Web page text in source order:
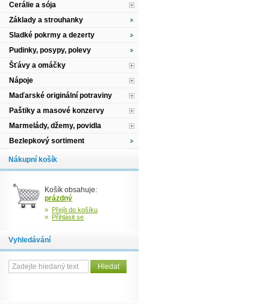
Cerálie a sója
Základy a strouhanky
Sladké pokrmy a dezerty
Pudinky, posypy, polevy
Šťávy a omáčky
Nápoje
Maďarské originální potraviny
Paštiky a masové konzervy
Marmelády, džemy, povidla
Bezlepkový sortiment
Nákupní košík
Košík obsahuje:
prázdný
» Přejít do košíku
» Přihlásit se
Vyhledávání